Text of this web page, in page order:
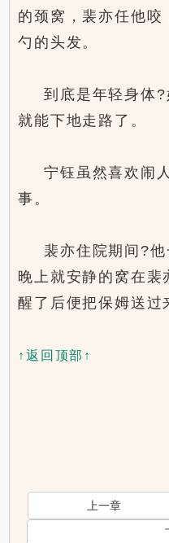
的颈窝，裴亦任他咬
勺的头发。
到底是年轻身体
就能下地走路了。
宁钰虽然喜欢闹
事。
裴亦住院期间?他
晚上就安静的窝在裴
醒了后便把保姆送过
↑返回顶部↑
上一章